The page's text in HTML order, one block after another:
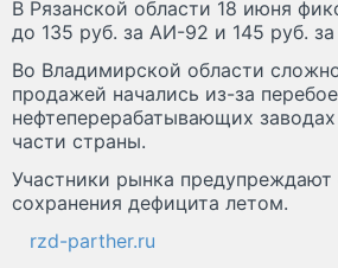
В Рязанской области 18 июня
до 135 руб. за АИ-92 и 145 руб. за
Во Владимирской области
продажей начались из-за
нефтеперерабатывающих
части страны.
Участники рынка предупреждают
сохранения дефицита летом.
rzd-parther.ru